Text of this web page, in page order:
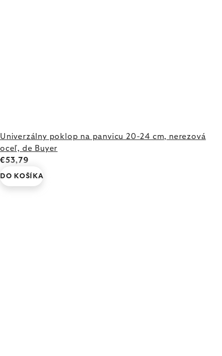
Univerzálny poklop na panvicu 20-24 cm, nerezová
oceľ, de Buyer
€53,79
DO KOŠÍKA